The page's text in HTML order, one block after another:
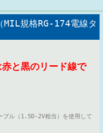
規格RG-174電線タ
と黒のリード線で
ブル（1.5D-2V相当）を使用して